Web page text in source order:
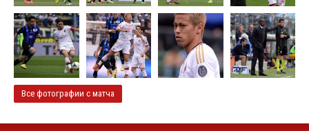
Все фотографии с матча